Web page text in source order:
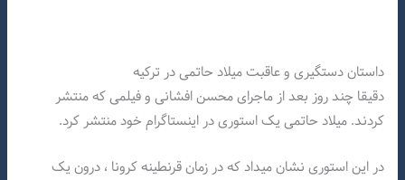
داستان دستگیری و عاقبت میلاد حاتمی در ترکیه
دقیقا چند روز بعد از ماجرای محسن افشانی و فیلمی که منتشر
کردند. میلاد حاتمی یک استوری در اینستاگرام خود منتشر کرد.
در این استوری نشان میداد که در زمان قرنطینه کرونا ، درون یک